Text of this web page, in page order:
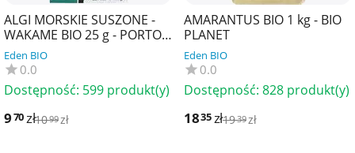
ALGI MORSKIE SUSZONE -
WAKAME BIO 25 g - PORTO
MUINOS
Eden BIO
0.0
Dostępność: 599 produkt(y)
970zł1099zł
AMARANTUS BIO 1 kg - BIO
PLANET
Eden BIO
0.0
Dostępność: 828 produkt(y)
1835zł1939zł